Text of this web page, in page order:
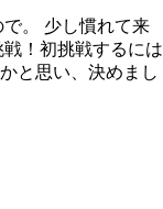
。 少し慣れて来
！初挑戦するには
と思い、決めまし